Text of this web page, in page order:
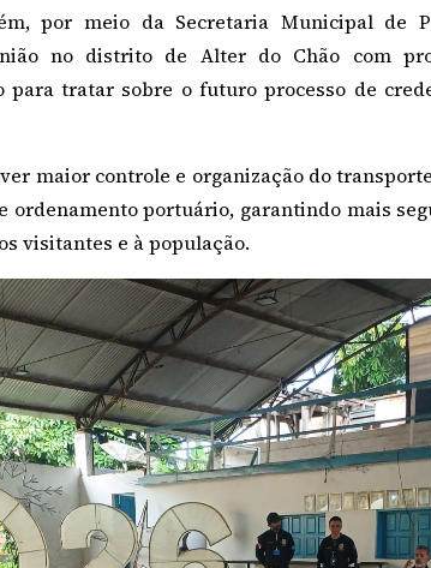
por meio da Secretaria Municipal de
no distrito de Alter do Chão com
para tratar sobre o futuro processo de
maior controle e organização do
ordenamento portuário, garantindo mais
visitantes e à população.